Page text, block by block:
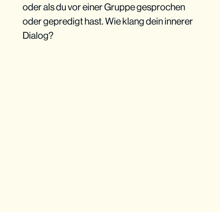
oder als du vor einer Gruppe gesprochen
oder gepredigt hast. Wie klang dein innerer
Dialog?